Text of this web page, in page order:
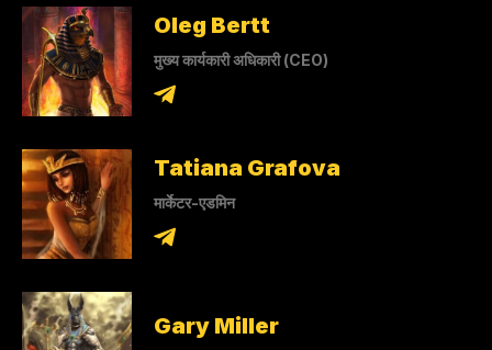
Oleg Bertt
मुख्य कार्यकारी अधिकारी (CEO)
Tatiana Grafova
मार्केटर-एडमिन
Gary Miller